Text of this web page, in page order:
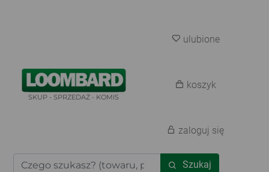
SKUP - SPRZEDAŻ - KOMIS
Szukaj
ulubione
koszyk
zaloguj się